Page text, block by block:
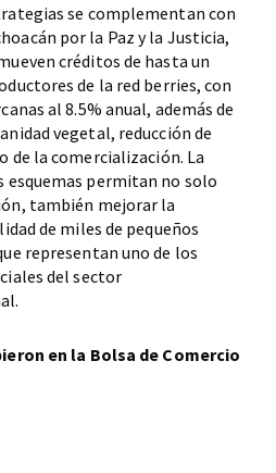
se complementan con
por la Paz y la Justicia,
créditos de hasta un
de la red berries, con
al 8.5% anual, además de
vegetal, reducción de
la comercialización. La
esquemas permitan no solo
también mejorar la
de miles de pequeños
representan uno de los
del sector
en la Bolsa de Comercio